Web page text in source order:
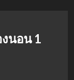
นอน 1